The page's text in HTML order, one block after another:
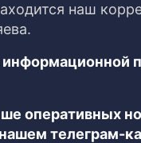
наш
информационной
оперативных
телеграм-